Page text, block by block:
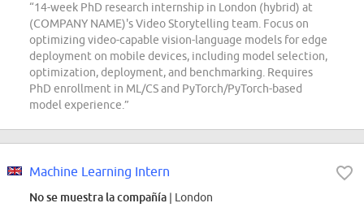
“14-week PhD research internship in London (hybrid) at
(COMPANY NAME)'s Video Storytelling team. Focus on
optimizing video-capable vision-language models for edge
deployment on mobile devices, including model selection,
optimization, deployment, and benchmarking. Requires
PhD enrollment in ML/CS and PyTorch/PyTorch-based
model experience.”
Machine Learning Intern
No se muestra la compañía | London